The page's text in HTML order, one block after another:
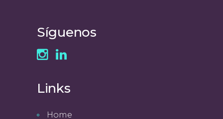
Síguenos
Links
Home